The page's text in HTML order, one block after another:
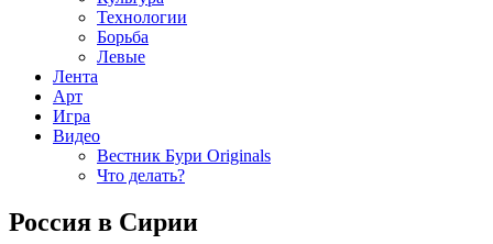
Технологии
Борьба
Левые
Лента
Арт
Игра
Видео
Вестник Бури Originals
Что делать?
Россия в Сирии